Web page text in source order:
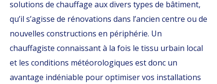
solutions de chauffage aux divers types de bâtiment,
qu’il s’agisse de rénovations dans l’ancien centre ou de
nouvelles constructions en périphérie. Un
chauffagiste connaissant à la fois le tissu urbain local
et les conditions météorologiques est donc un
avantage indéniable pour optimiser vos installations